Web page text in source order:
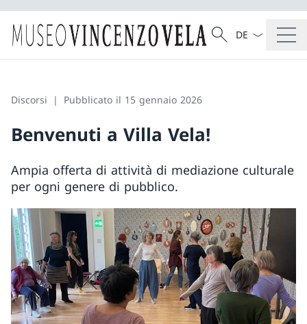
Cercare
Ricerca
Dal menu a
Discorsi Pubblicato il 15 gennaio 2026
Benvenuti a Villa Vela!
Ampia offerta di attività di mediazione culturale
per ogni genere di pubblico.